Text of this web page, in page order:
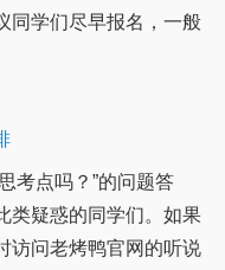
同学们尽早报名，一般
考点吗？”的问题答
类疑惑的同学们。如果
访问老烤鸭官网的听说